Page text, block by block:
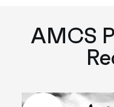
AMCS